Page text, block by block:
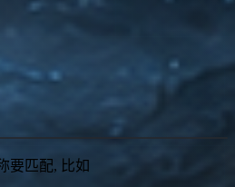
要匹配, 比如